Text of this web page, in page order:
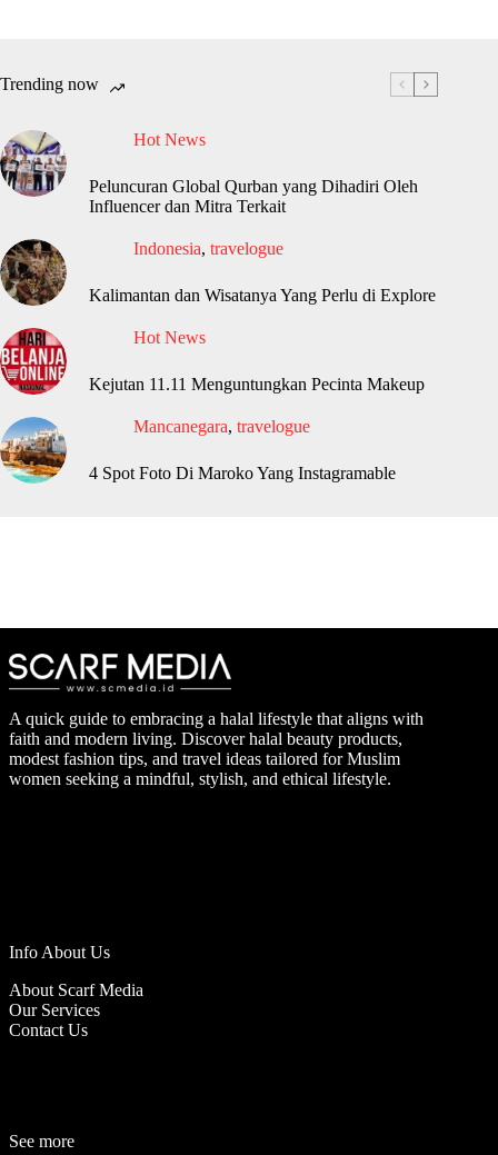
Trending now
Hot News
Peluncuran Global Qurban yang Dihadiri Oleh
Influencer dan Mitra Terkait
Indonesia, travelogue
Kalimantan dan Wisatanya Yang Perlu di Explore
Hot News
Kejutan 11.11 Menguntungkan Pecinta Makeup
Mancanegara, travelogue
4 Spot Foto Di Maroko Yang Instagramable
A quick guide to embracing a halal lifestyle that aligns with
faith and modern living. Discover halal beauty products,
modest fashion tips, and travel ideas tailored for Muslim
women seeking a mindful, stylish, and ethical lifestyle.
Info About Us
About Scarf Media
Our Services
Contact Us
See more